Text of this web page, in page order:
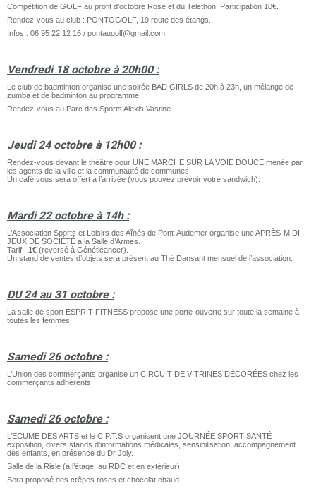
Compétition de GOLF au profit d’octobre Rose et du Telethon. Participation 10€.
Rendez-vous au club : PONTOGOLF, 19 route des étangs.
Infos : 06 95 22 12 16 / pontaugolf@gmail.com
Vendredi 18 octobre à 20h00 :
Le club de badminton organise une soirée BAD GIRLS de 20h à 23h, un mélange de
zumba et de badminton au programme !
Rendez-vous au Parc des Sports Alexis Vastine.
Jeudi 24 octobre à 12h00 :
Rendez-vous devant le théâtre pour UNE MARCHE SUR LA VOIE DOUCE menée par
les agents de la ville et la communauté de communes.
Un café vous sera offert à l’arrivée (vous pouvez prévoir votre sandwich).
Mardi 22 octobre à 14h :
L’Association Sports et Loisirs des Aînés de Pont-Audemer organise une APRÈS-MIDI
JEUX DE SOCIÉTÉ à la Salle d’Armes.
Tarif : 1€ (reversé à Généticancer).
Un stand de ventes d’objets sera présent au Thé Dansant mensuel de l’association.
DU 24 au 31 octobre :
La salle de sport ESPRIT FITNESS propose une porte-ouverte sur toute la semaine à
toutes les femmes.
Samedi 26 octobre :
L’Union des commerçants organise un CIRCUIT DE VITRINES DÉCORÉES chez les
commerçants adhérents.
Samedi 26 octobre :
L’ECUME DES ARTS et le C.P.T.S organisent une JOURNÉE SPORT SANTÉ
exposition, divers stands d’informations médicales, sensibilisation, accompagnement
des enfants, en présence du Dr Joly.
Salle de la Risle (à l’étage, au RDC et en extérieur).
Sera proposé des crêpes roses et chocolat chaud.